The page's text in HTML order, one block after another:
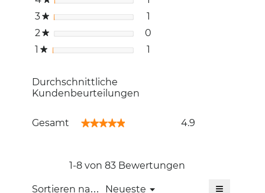
3★ Sterne 1
2★ Sterne 0
1★ Sterne 1
Durchschnittliche
Kundenbeurteilungen
Gesamt ★★★★★
★★★★★ 4.9
1-8 von 83 Bewertungen
Sortieren nach: Neueste ▼
Menü ≡